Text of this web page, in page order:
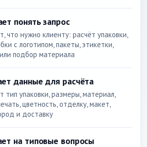
понять запрос
что нужно клиенту: расчёт упаковки,
с логотипом, пакеты, этикетки,
подбор материала
данные для расчёта
тип упаковки, размеры, материал,
цветность, отделку, макет,
и доставку
на типовые вопросы